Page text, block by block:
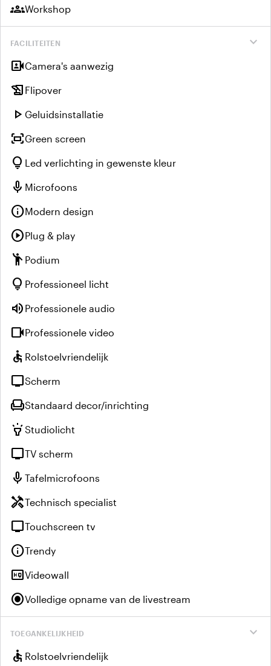
groupsWorkshop
expand_more
FACILITEITEN
video_camera_frontCamera's aanwezig
history_edu Flipover
play_arrow Geluidsinstallatie
fit_screenGreen screen
lightbulb Led verlichting in gewenste kleur
mic Microfoons
infoModern design
play_circlePlug & play
emoji_people Podium
lightbulb Professioneel licht
volume_up Professionele audio
videocamProfessionele video
accessible Rolstoelvriendelijk
tvScherm
chairStandaard decor/inrichting
highlightStudiolicht
tvTV scherm
mic Tafelmicrofoons
handymanTechnisch specialist
tvTouchscreen tv
infoTrendy
high_qualityVideowall
radio_button_checkedVolledige opname van de livestream
expand_more
TOEGANKELIJKHEID
accessible Rolstoelvriendelijk